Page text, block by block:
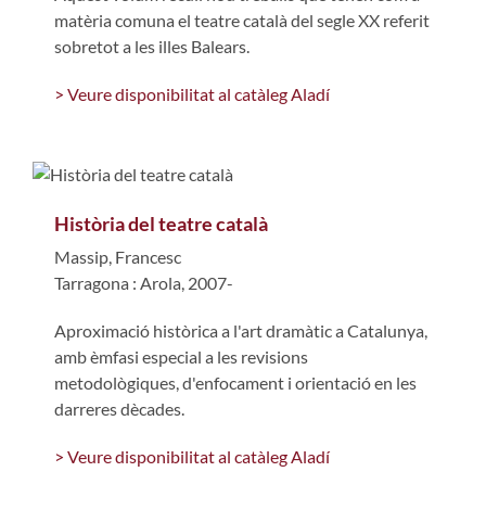
matèria comuna el teatre català del segle XX referit
sobretot a les illes Balears.
> Veure disponibilitat al catàleg Aladí
Història del teatre català
Massip, Francesc
Tarragona : Arola, 2007-
Aproximació històrica a l'art dramàtic a Catalunya,
amb èmfasi especial a les revisions
metodològiques, d'enfocament i orientació en les
darreres dècades.
> Veure disponibilitat al catàleg Aladí